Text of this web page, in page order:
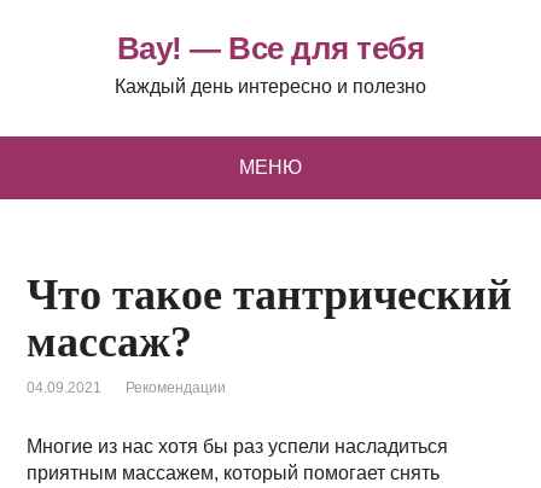
Вау! — Все для тебя
Каждый день интересно и полезно
МЕНЮ
Что такое тантрический
массаж?
04.09.2021 Рекомендации
Многие из нас хотя бы раз успели насладиться
приятным массажем, который помогает снять